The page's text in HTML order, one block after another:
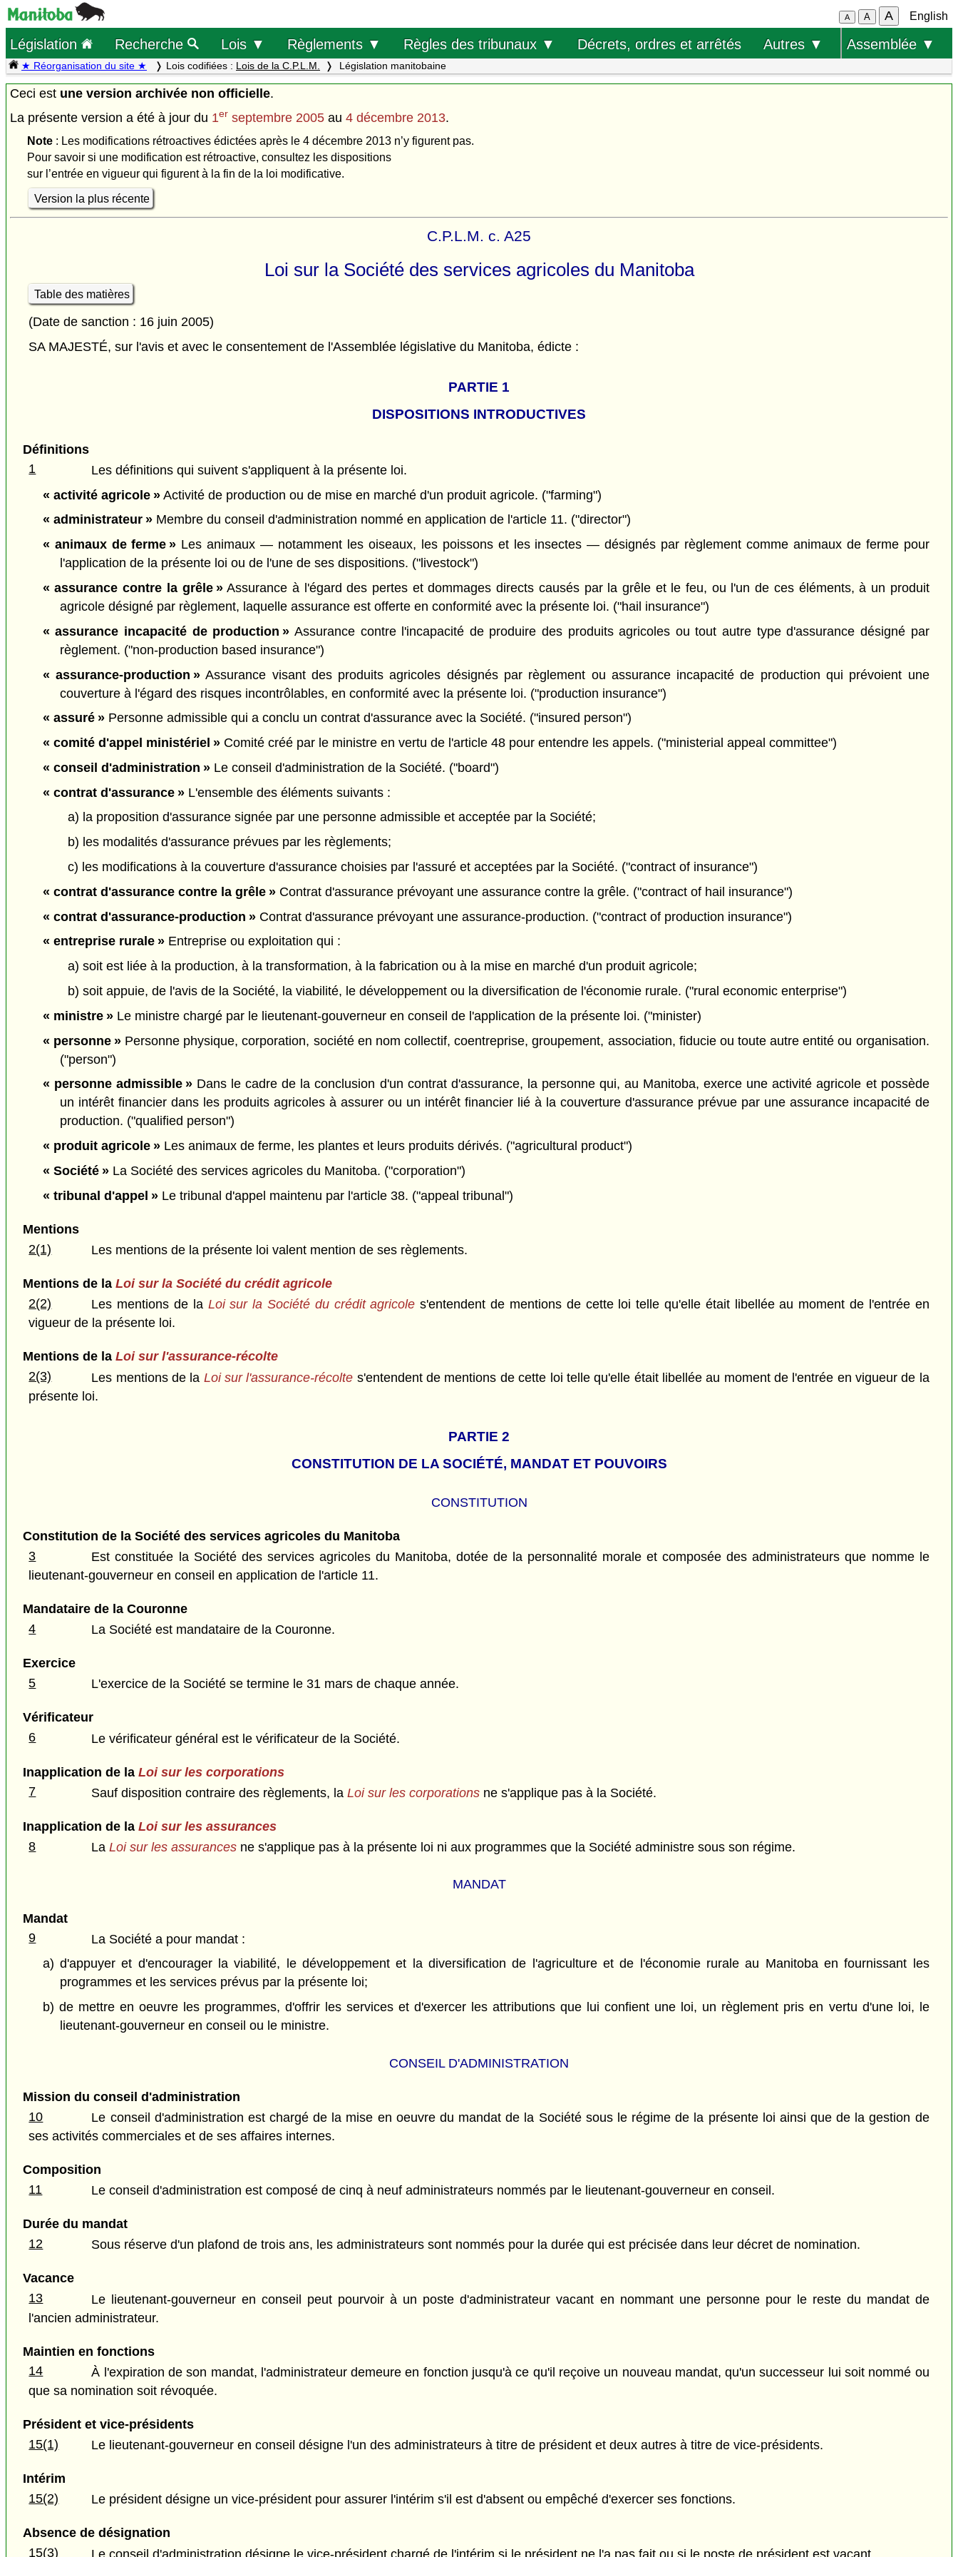
A A A English
Législation Recherche Lois ▼ Règlements ▼ Règles des tribunaux ▼ Décrets, ordres et arrêtés Autres ▼ Assemblée ▼
★ Réorganisation du site ★ Lois codifiées : Lois de la C.P.L.M. Législation manitobaine
Ceci est une version archivée non officielle.
La présente version a été à jour du 1er septembre 2005 au 4 décembre 2013.
Note: Les modifications rétroactives édictées après le 4 décembre 2013 n’y figurent pas.
Pour savoir si une modification est rétroactive, consultez les dispositions
sur l’entrée en vigueur qui figurent à la fin de la loi modificative.
Version la plus récente
C.P.L.M. c. A25
Loi sur la Société des services agricoles du Manitoba
Table des matières
(Date de sanction : 16 juin 2005)
SA MAJESTÉ, sur l'avis et avec le consentement de l'Assemblée législative du Manitoba, édicte :
PARTIE 1
DISPOSITIONS INTRODUCTIVES
Définitions
1
Les définitions qui suivent s'appliquent à la présente loi.
« activité agricole »Activité de production ou de mise en marché d'un produit agricole. ("farming")
« administrateur »Membre du conseil d'administration nommé en application de l'article 11. ("director")
« animaux de ferme » Les animaux — notamment les oiseaux, les poissons et les insectes — désignés par règlement comme animaux de ferme pour
l'application de la présente loi ou de l'une de ses dispositions. ("livestock")
« assurance contre la grêle »Assurance à l'égard des pertes et dommages directs causés par la grêle et le feu, ou l'un de ces éléments, à un produit
agricole désigné par règlement, laquelle assurance est offerte en conformité avec la présente loi. ("hail insurance")
« assurance incapacité de production » Assurance contre l'incapacité de produire des produits agricoles ou tout autre type d'assurance désigné par
règlement. ("non-production based insurance")
« assurance-production » Assurance visant des produits agricoles désignés par règlement ou assurance incapacité de production qui prévoient une
couverture à l'égard des risques incontrôlables, en conformité avec la présente loi. ("production insurance")
« assuré »Personne admissible qui a conclu un contrat d'assurance avec la Société. ("insured person")
« comité d'appel ministériel »Comité créé par le ministre en vertu de l'article 48 pour entendre les appels. ("ministerial appeal committee")
« conseil d'administration »Le conseil d'administration de la Société. ("board")
« contrat d'assurance »L'ensemble des éléments suivants :
a) la proposition d'assurance signée par une personne admissible et acceptée par la Société;
b) les modalités d'assurance prévues par les règlements;
c) les modifications à la couverture d'assurance choisies par l'assuré et acceptées par la Société. ("contract of insurance")
« contrat d'assurance contre la grêle »Contrat d'assurance prévoyant une assurance contre la grêle. ("contract of hail insurance")
« contrat d'assurance-production »Contrat d'assurance prévoyant une assurance-production. ("contract of production insurance")
« entreprise rurale »Entreprise ou exploitation qui :
a) soit est liée à la production, à la transformation, à la fabrication ou à la mise en marché d'un produit agricole;
b) soit appuie, de l'avis de la Société, la viabilité, le développement ou la diversification de l'économie rurale. ("rural economic enterprise")
« ministre »Le ministre chargé par le lieutenant-gouverneur en conseil de l'application de la présente loi. ("minister)
« personne »Personne physique, corporation, société en nom collectif, coentreprise, groupement, association, fiducie ou toute autre entité ou organisation.
("person")
« personne admissible »Dans le cadre de la conclusion d'un contrat d'assurance, la personne qui, au Manitoba, exerce une activité agricole et possède
un intérêt financier dans les produits agricoles à assurer ou un intérêt financier lié à la couverture d'assurance prévue par une assurance incapacité de
production. ("qualified person")
« produit agricole »Les animaux de ferme, les plantes et leurs produits dérivés. ("agricultural product")
« Société »La Société des services agricoles du Manitoba. ("corporation")
« tribunal d'appel »Le tribunal d'appel maintenu par l'article 38. ("appeal tribunal")
Mentions
2(1)
Les mentions de la présente loi valent mention de ses règlements.
Mentions de la Loi sur la Société du crédit agricole
2(2)
Les mentions de la Loi sur la Société du crédit agricole s'entendent de mentions de cette loi telle qu'elle était libellée au moment de l'entrée en
vigueur de la présente loi.
Mentions de la Loi sur l'assurance-récolte
2(3)
Les mentions de la Loi sur l'assurance-récolte s'entendent de mentions de cette loi telle qu'elle était libellée au moment de l'entrée en vigueur de la
présente loi.
PARTIE 2
CONSTITUTION DE LA SOCIÉTÉ, MANDAT ET POUVOIRS
CONSTITUTION
Constitution de la Société des services agricoles du Manitoba
3
Est constituée la Société des services agricoles du Manitoba, dotée de la personnalité morale et composée des administrateurs que nomme le
lieutenant-gouverneur en conseil en application de l'article 11.
Mandataire de la Couronne
4
La Société est mandataire de la Couronne.
Exercice
5
L'exercice de la Société se termine le 31 mars de chaque année.
Vérificateur
6
Le vérificateur général est le vérificateur de la Société.
Inapplication de la Loi sur les corporations
7
Sauf disposition contraire des règlements, laLoi sur les corporations ne s'applique pas à la Société.
Inapplication de la Loi sur les assurances
8
LaLoi sur les assurances ne s'applique pas à la présente loi ni aux programmes que la Société administre sous son régime.
MANDAT
Mandat
9
La Société a pour mandat :
a) d'appuyer et d'encourager la viabilité, le développement et la diversification de l'agriculture et de l'économie rurale au Manitoba en fournissant les
programmes et les services prévus par la présente loi;
b) de mettre en oeuvre les programmes, d'offrir les services et d'exercer les attributions que lui confient une loi, un règlement pris en vertu d'une loi, le
lieutenant-gouverneur en conseil ou le ministre.
CONSEIL D'ADMINISTRATION
Mission du conseil d'administration
10
Le conseil d'administration est chargé de la mise en oeuvre du mandat de la Société sous le régime de la présente loi ainsi que de la gestion de
ses activités commerciales et de ses affaires internes.
Composition
11
Le conseil d'administration est composé de cinq à neuf administrateurs nommés par le lieutenant-gouverneur en conseil.
Durée du mandat
12
Sous réserve d'un plafond de trois ans, les administrateurs sont nommés pour la durée qui est précisée dans leur décret de nomination.
Vacance
13
Le lieutenant-gouverneur en conseil peut pourvoir à un poste d'administrateur vacant en nommant une personne pour le reste du mandat de
l'ancien administrateur.
Maintien en fonctions
14
À l'expiration de son mandat, l'administrateur demeure en fonction jusqu'à ce qu'il reçoive un nouveau mandat, qu'un successeur lui soit nommé ou
que sa nomination soit révoquée.
Président et vice-présidents
15(1)
Le lieutenant-gouverneur en conseil désigne l'un des administrateurs à titre de président et deux autres à titre de vice-présidents.
Intérim
15(2)
Le président désigne un vice-président pour assurer l'intérim s'il est d'absent ou empêché d'exercer ses fonctions.
Absence de désignation
15(3)
Le conseil d'administration désigne le vice-président chargé de l'intérim si le président ne l'a pas fait ou si le poste de président est vacant.